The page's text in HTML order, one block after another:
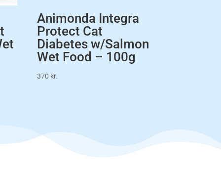
Animonda Integra
Protect Cat
Diabetes w/Salmon
Wet Food – 100g
370 kr.